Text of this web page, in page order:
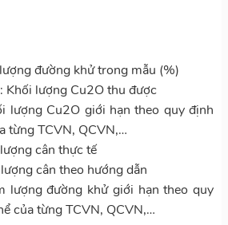
đường khử trong mẫu (%)
Khối lượng Cu2O thu được
lượng Cu2O giới hạn theo quy định
từng TCVN, QCVN,…
cân thực tế
cân theo hướng dẫn
lượng đường khử giới hạn theo quy
của từng TCVN, QCVN,…